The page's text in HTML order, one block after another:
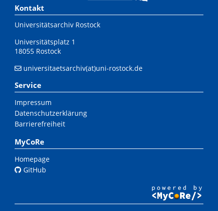
Kontakt
Universitätsarchiv Rostock
Universitätsplatz 1
18055 Rostock
universitaetsarchiv(at)uni-rostock.de
Service
Impressum
Datenschutzerklärung
Barrierefreiheit
MyCoRe
Homepage
GitHub